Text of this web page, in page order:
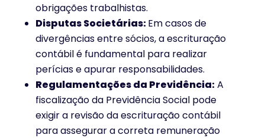
obrigações trabalhistas.
Disputas Societárias:Em casos de
divergências entre sócios, a escrituração
contábil é fundamental para realizar
perícias e apurar responsabilidades.
Regulamentações da Previdência:A
fiscalização da Previdência Social pode
exigir a revisão da escrituração contábil
para assegurar a correta remuneração